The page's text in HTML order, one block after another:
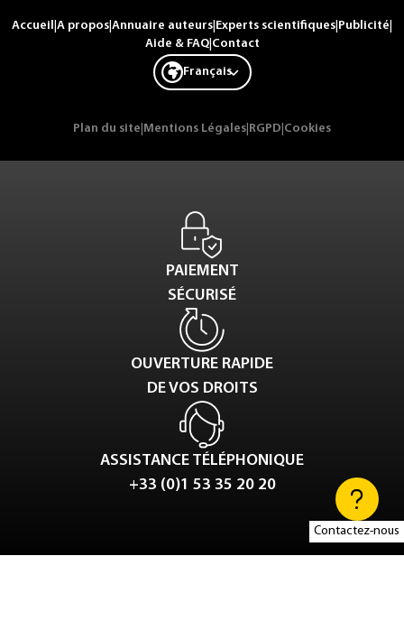
Contactez-nous
Accueil A propos Annuaire auteurs Experts scientifiques Publicité
Aide & FAQ| Contact
Français
Plan du site Mentions Légales RGPD Cookies
PAIEMENT
SÉCURISÉ
OUVERTURE RAPIDE
DE VOS DROITS
ASSISTANCE TÉLÉPHONIQUE
+33 (0)1 53 35 20 20